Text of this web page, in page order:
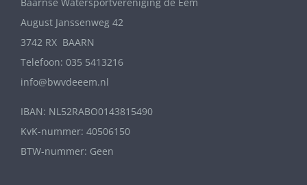
August Janssenweg 42
3742 RX BAARN
Telefoon: 035 5413216
info@bwvdeeem.nl
IBAN: NL52RABO0143815490
KvK-nummer: 40506150
BTW-nummer: Geen